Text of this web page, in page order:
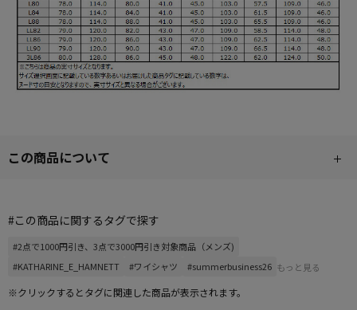
この商品について
#この商品に関するタグで探す
#2点で1000円引き、3点で3000円引き対象商品（メンズ)
#KATHARINE_E_HAMNETT
#ワイシャツ #summerbusiness26 もっと見る
※クリックするとタグに関連した商品が表示されます。